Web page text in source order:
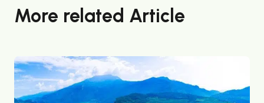
More related Article